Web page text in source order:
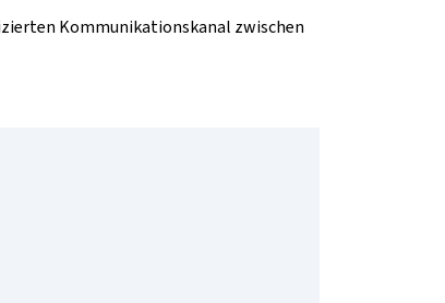
Kommunikationskanal zwischen